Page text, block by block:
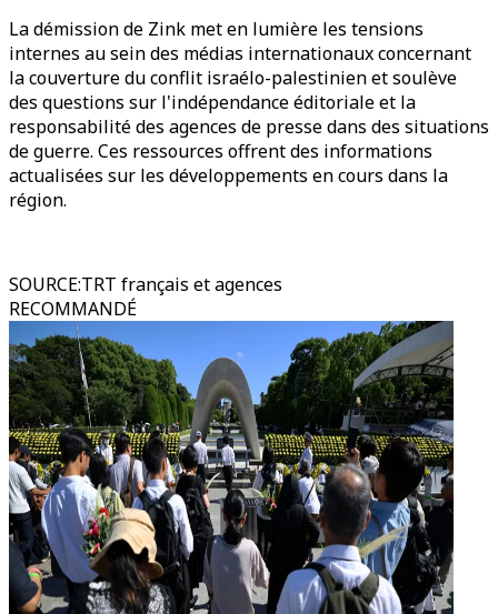
La démission de Zink met en lumière les tensions
internes au sein des médias internationaux concernant
la couverture du conflit israélo-palestinien et soulève
des questions sur l'indépendance éditoriale et la
responsabilité des agences de presse dans des situations
de guerre. Ces ressources offrent des informations
actualisées sur les développements en cours dans la
région.
SOURCE:TRT français et agences
RECOMMANDÉ